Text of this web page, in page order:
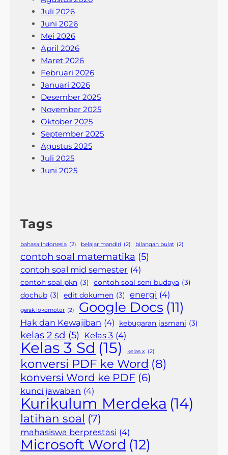
i
S
i
s
w
a
S
e
k
a
r
a
n
g
Juli 2026
Juni 2026
Mei 2026
April 2026
Maret 2026
Februari 2026
Januari 2026
Desember 2025
November 2025
Oktober 2025
September 2025
Agustus 2025
Juli 2025
Juni 2025
Tags
bahasa Indonesia (2) belajar mandiri (2) bilangan bulat (2)
contoh soal matematika (5)
contoh soal mid semester (4)
contoh soal pkn (3) contoh soal seni budaya (3)
dochub (3) edit dokumen (3) energi (4)
gerak lokomotor (2) Google Docs (11)
Hak dan Kewajiban (4) kebugaran jasmani (3)
kelas 2 sd (5) Kelas 3 (4)
Kelas 3 Sd (15) kelas x (2)
konversi PDF ke Word (8)
konversi Word ke PDF (6)
kunci jawaban (4)
Kurikulum Merdeka (14)
latihan soal (7)
mahasiswa berprestasi (4)
Microsoft Word (12)